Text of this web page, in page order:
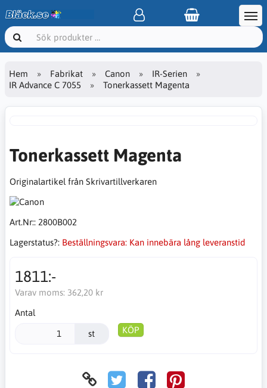
Hem Fabrikat Canon
IR-Serien
IR Advance C 7055
Tonerkassett Magenta
Tonerkassett Magenta
Originalartikel från Skrivartillverkaren
Art.Nr:: 2800B002
Lagerstatus?: Beställningsvara: Kan innebära lång leveranstid
1811:-
Varav moms: 362,20 kr
Antal
st KÖP